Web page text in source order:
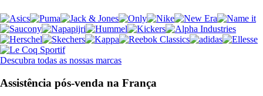
Descubra todas as nossas marcas
Assistência pós-venda na França